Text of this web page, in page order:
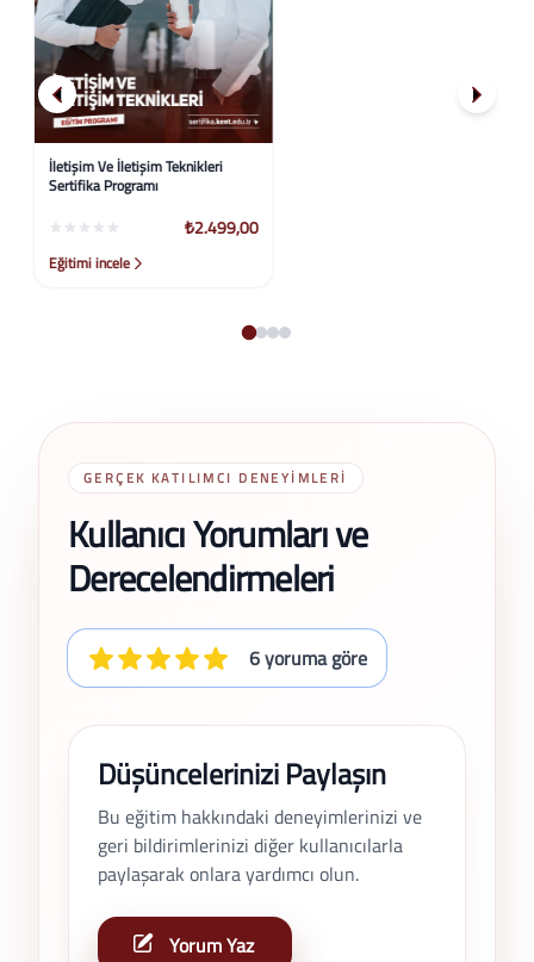
İletişim Ve İletişim Teknikleri
Sertifika Programı
₺2.499,00
Eğitimi incele
GERÇEK KATILIMCI DENEYIMLERI
Kullanıcı Yorumları ve
Derecelendirmeleri
6 yoruma göre
Düşüncelerinizi Paylaşın
Bu eğitim hakkındaki deneyimlerinizi ve
geri bildirimlerinizi diğer kullanıcılarla
paylaşarak onlara yardımcı olun.
Yorum Yaz